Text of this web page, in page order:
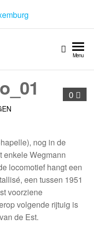
Menu
0
nog in de
enkele Wegmann
locomotief hangt een
een tussen 1951
voorziene
volgende rijtuig is
de Est.